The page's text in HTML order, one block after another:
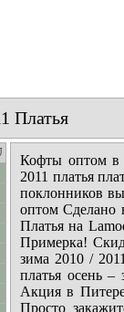
Платья
Кофты оптом в
2011 платья
поклонников
оптом Сделано
Платья на
Примерка!
зима 2010 /
платья осень
Акция в
Просто